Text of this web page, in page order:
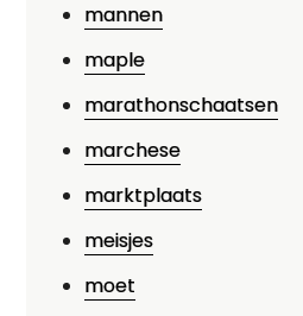
mannen
maple
marathonschaatsen
marchese
marktplaats
meisjes
moet